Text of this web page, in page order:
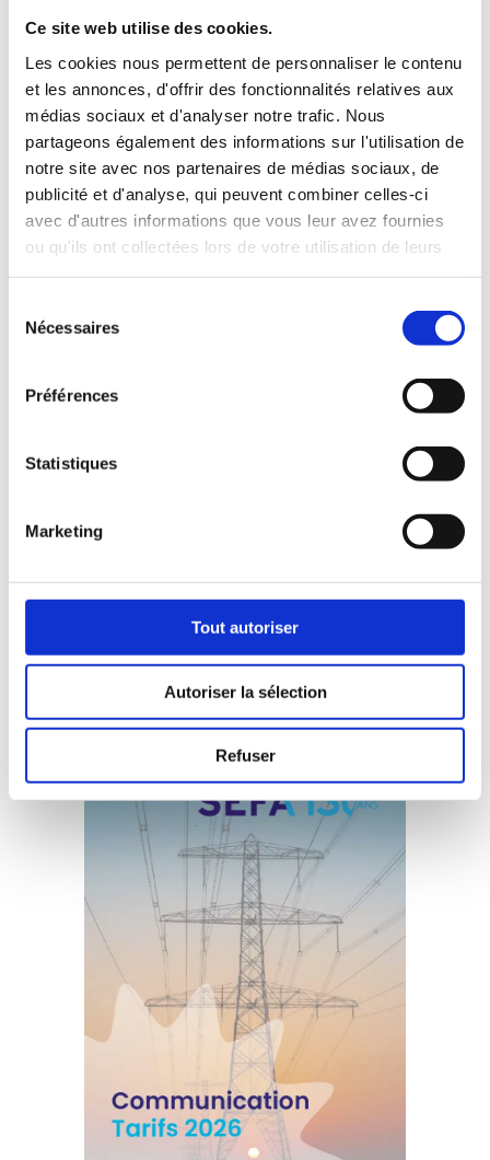
Ce site web utilise des cookies.
Les cookies nous permettent de personnaliser le contenu
et les annonces, d'offrir des fonctionnalités relatives aux
médias sociaux et d'analyser notre trafic. Nous
partageons également des informations sur l'utilisation de
notre site avec nos partenaires de médias sociaux, de
publicité et d'analyse, qui peuvent combiner celles-ci
avec d'autres informations que vous leur avez fournies
ou qu'ils ont collectées lors de votre utilisation de leurs
Nécessaires
Préférences
Statistiques
Marketing
Tout autoriser
Autoriser la sélection
Refuser
commerçants réalisé l’an passé, nous
souhaitons aider les restaurateurs,
artisans, petits commerces et artistes
en facilitant la communication avec
leur clientèle régionale.
Grâce au Journal de Morges et 3
autres partenaires, nous participons
au projet « 300 annonces solidaires
pour la relance ».
Assemblée générale ordinaire